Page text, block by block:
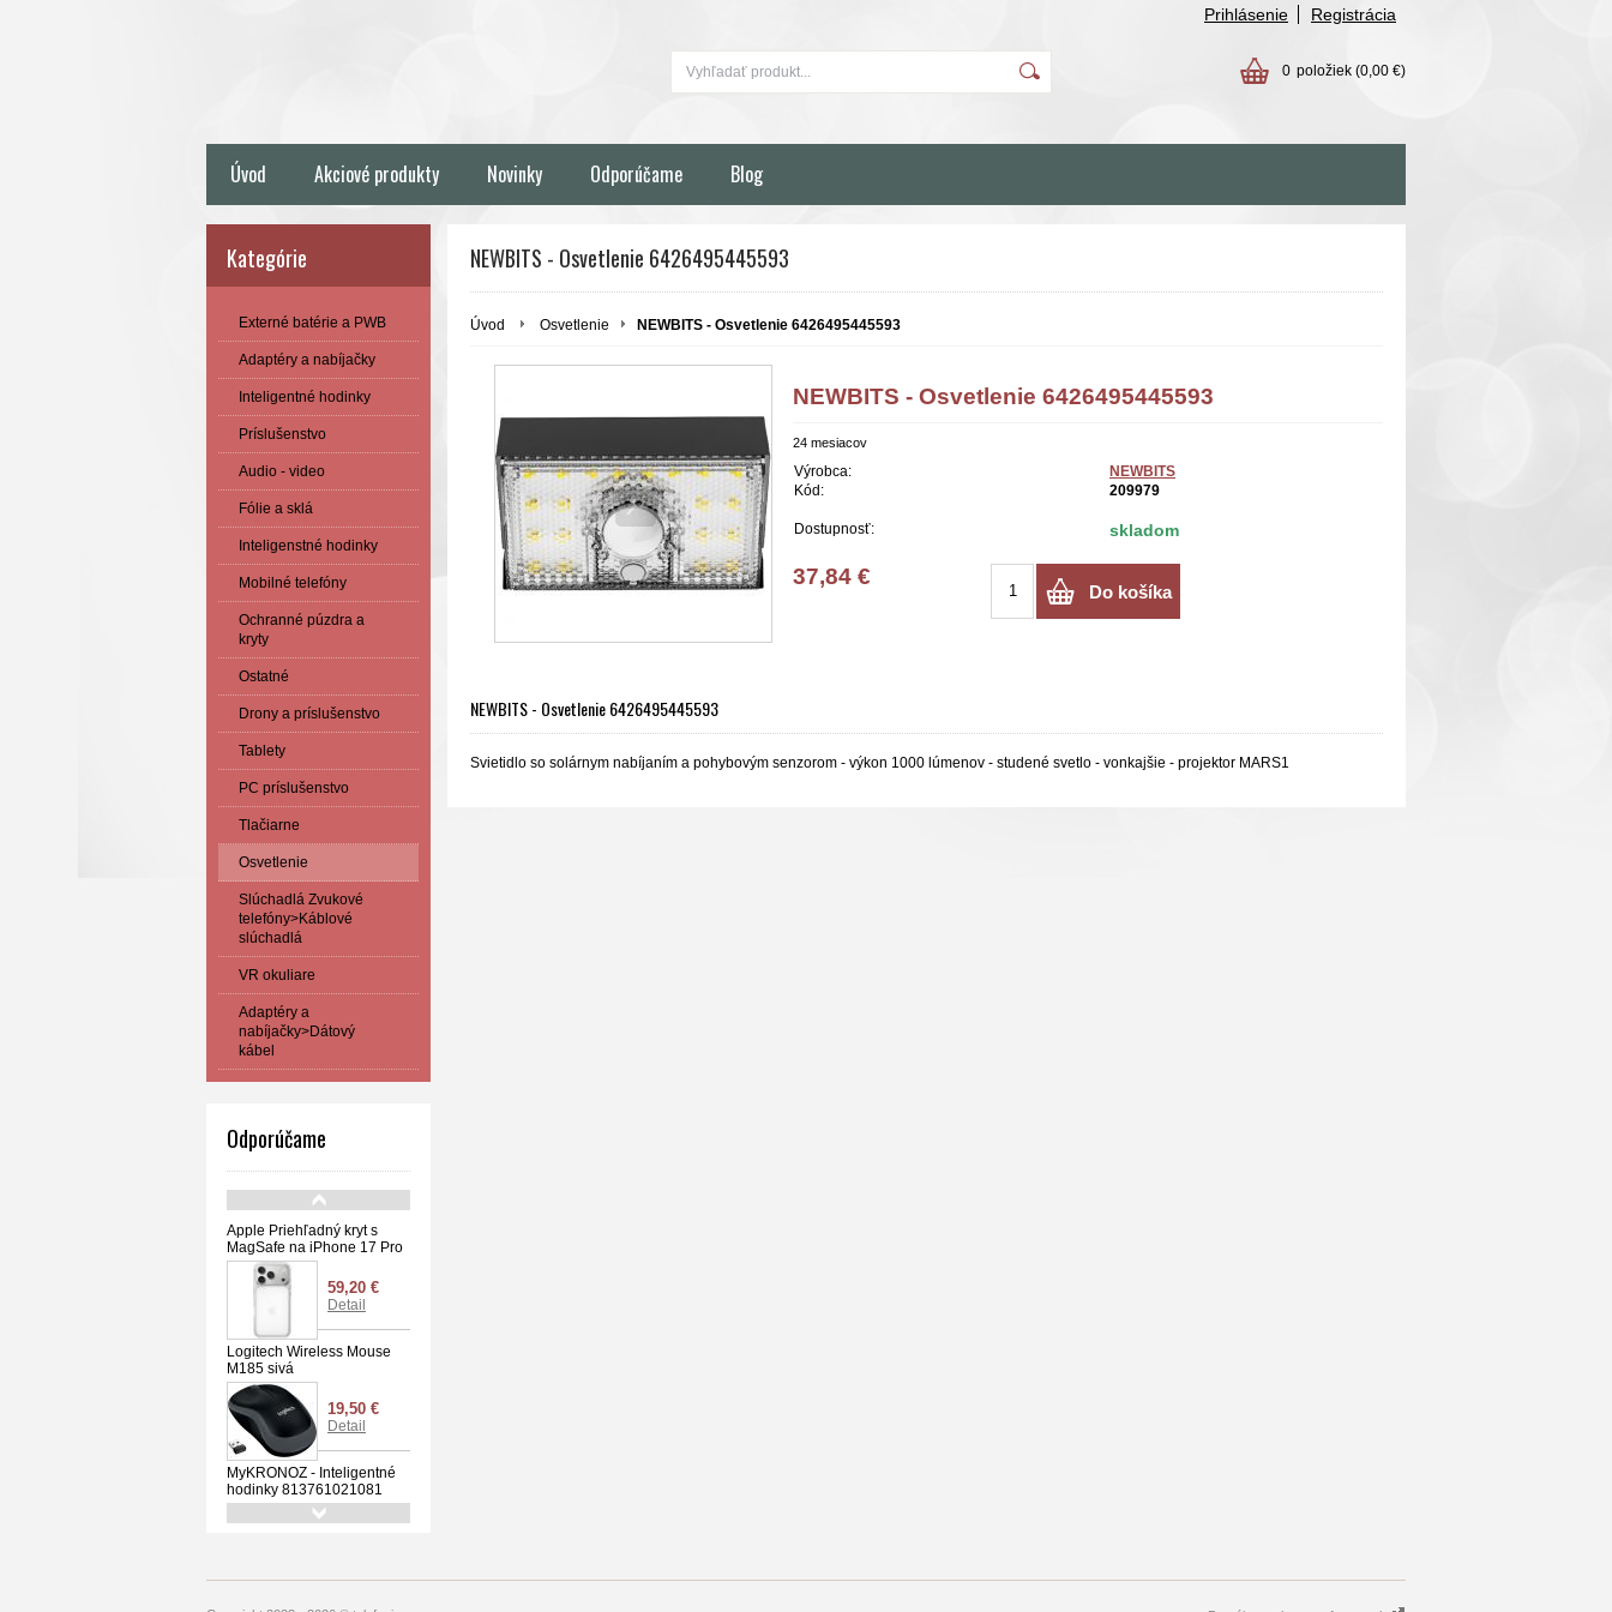
Prihlásenie Registrácia
0 položiek (0,00 €)
Úvod Akciové produkty Novinky Odporúčame Blog
Kategórie
Externé batérie a PWB
Adaptéry a nabíjačky
Inteligentné hodinky
Príslušenstvo
Audio - video
Fólie a sklá
Inteligenstné hodinky
Mobilné telefóny
Ochranné púzdra a
kryty
Ostatné
Drony a príslušenstvo
Tablety
PC príslušenstvo
Tlačiarne
Osvetlenie
Slúchadlá Zvukové
telefóny>Káblové
slúchadlá
VR okuliare
Adaptéry a
nabíjačky>Dátový
kábel
Odporúčame
Apple Priehľadný kryt s
MagSafe na iPhone 17 Pro
59,20 €
Detail
Logitech Wireless Mouse
M185 sivá
19,50 €
Detail
MyKRONOZ - Inteligentné
hodinky 813761021081
NEWBITS - Osvetlenie 6426495445593
Úvod Osvetlenie NEWBITS - Osvetlenie 6426495445593
NEWBITS - Osvetlenie 6426495445593
24 mesiacov
Výrobca:
NEWBITS
Kód:
209979
Dostupnosť: skladom
37,84 €
Do košíka
NEWBITS - Osvetlenie 6426495445593
Svietidlo so solárnym nabíjaním a pohybovým senzorom - výkon 1000 lúmenov - studené svetlo - vonkajšie - projektor MARS1